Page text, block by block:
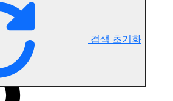
검색 초기화